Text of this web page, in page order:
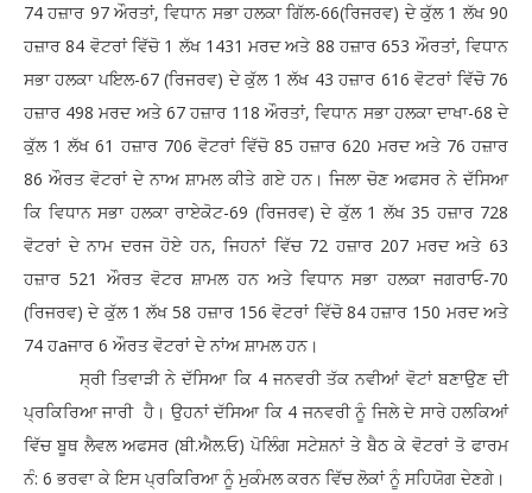
74 ਹਜ਼ਾਰ 97 ਔਰਤਾਂ, ਵਿਧਾਨ ਸਭਾ ਹਲਕਾ ਗਿੱਲ-66(ਰਿਜਰਵ) ਦੇ ਕੁੱਲ 1 ਲੱਖ 90
ਹਜ਼ਾਰ 84 ਵੋਟਰਾਂ ਵਿੱਚੋ 1 ਲੱਖ 1431 ਮਰਦ ਅਤੇ 88 ਹਜ਼ਾਰ 653 ਔਰਤਾਂ, ਵਿਧਾਨ
ਸਭਾ ਹਲਕਾ ਪਇਲ-67 (ਰਿਜਰਵ) ਦੇ ਕੁੱਲ 1 ਲੱਖ 43 ਹਜ਼ਾਰ 616 ਵੋਟਰਾਂ ਵਿੱਚੋ 76
ਹਜ਼ਾਰ 498 ਮਰਦ ਅਤੇ 67 ਹਜ਼ਾਰ 118 ਔਰਤਾਂ, ਵਿਧਾਨ ਸਭਾ ਹਲਕਾ ਦਾਖਾ-68 ਦੇ
ਕੁੱਲ 1 ਲੱਖ 61 ਹਜ਼ਾਰ 706 ਵੋਟਰਾਂ ਵਿੱਚੋ 85 ਹਜ਼ਾਰ 620 ਮਰਦ ਅਤੇ 76 ਹਜ਼ਾਰ
86 ਔਰਤ ਵੋਟਰਾਂ ਦੇ ਨਾਅ ਸ਼ਾਮਲ ਕੀਤੇ ਗਏ ਹਨ। ਜਿਲਾ ਚੋਣ ਅਫਸਰ ਨੇ ਦੱਸਿਆ
ਕਿ ਵਿਧਾਨ ਸਭਾ ਹਲਕਾ ਰਾਏਕੋਟ-69 (ਰਿਜਰਵ) ਦੇ ਕੁੱਲ 1 ਲੱਖ 35 ਹਜ਼ਾਰ 728
ਵੋਟਰਾਂ ਦੇ ਨਾਮ ਦਰਜ ਹੋਏ ਹਨ, ਜਿਹਨਾਂ ਵਿੱਚ 72 ਹਜ਼ਾਰ 207 ਮਰਦ ਅਤੇ 63
ਹਜ਼ਾਰ 521 ਔਰਤ ਵੋਟਰ ਸ਼ਾਮਲ ਹਨ ਅਤੇ ਵਿਧਾਨ ਸਭਾ ਹਲਕਾ ਜਗਰਾਓ-70
(ਰਿਜਰਵ) ਦੇ ਕੁੱਲ 1 ਲੱਖ 58 ਹਜ਼ਾਰ 156 ਵੋਟਰਾਂ ਵਿੱਚੋ 84 ਹਜ਼ਾਰ 150 ਮਰਦ ਅਤੇ
74 ਹaਜਾਰ 6 ਔਰਤ ਵੋਟਰਾਂ ਦੇ ਨਾਂਅ ਸ਼ਾਮਲ ਹਨ।
ਸ੍ਰੀ ਤਿਵਾੜੀ ਨੇ ਦੱਸਿਆ ਕਿ 4 ਜਨਵਰੀ ਤੱਕ ਨਵੀਆਂ ਵੋਟਾਂ ਬਣਾਉਣ ਦੀ
ਪ੍ਰਕਿਰਿਆ ਜਾਰੀ ਹੈ। ਉਹਨਾਂ ਦੱਸਿਆ ਕਿ 4 ਜਨਵਰੀ ਨੂੰ ਜਿਲੇ ਦੇ ਸਾਰੇ ਹਲਕਿਆਂ
ਵਿੱਚ ਬੂਥ ਲੈਵਲ ਅਫਸਰ (ਬੀ.ਐਲ.ਓ) ਪੋਲਿੰਗ ਸਟੇਸ਼ਨਾਂ ਤੇ ਬੈਠ ਕੇ ਵੋਟਰਾਂ ਤੋ ਫਾਰਮ
ਨੰ: 6 ਭਰਵਾ ਕੇ ਇਸ ਪ੍ਰਕਿਰਿਆ ਨੂੰ ਮੁਕੰਮਲ ਕਰਨ ਵਿੱਚ ਲੋਕਾਂ ਨੂੰ ਸਹਿਯੋਗ ਦੇਣਗੇ।